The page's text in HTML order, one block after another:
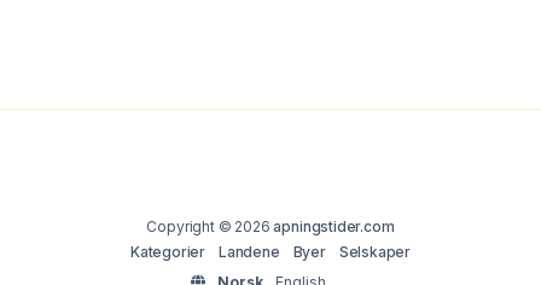
Copyright © 2026apningstider.com
Kategorier
Landene Byer
Selskaper
Norsk
English